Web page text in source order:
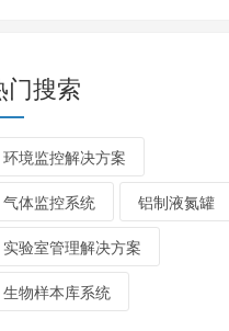
智能温度记录仪（GPRS版）
热门搜索